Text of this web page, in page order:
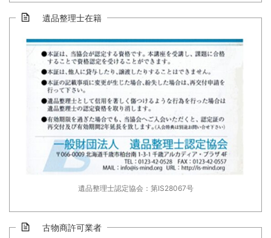
遺品整理士在籍
遺品整理士認定協会：第IS28067号
古物商許可業者